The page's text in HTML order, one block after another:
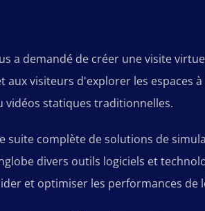
a demandé de créer une visite
visiteurs d'explorer les espaces
vidéos statiques traditionnelles.
suite complète de solutions de
divers outils logiciels et
et optimiser les performances